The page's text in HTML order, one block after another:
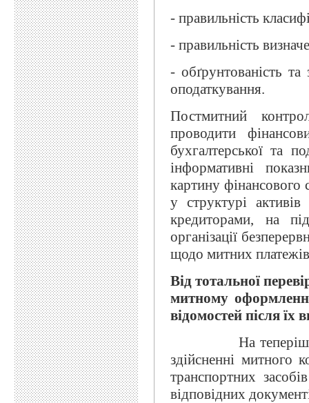
- правильність
- правильність
- обґрунтованість та
оподаткування.
Постмитний
проводити
бухгалтерської та
інформативні
картину фінансового
у структурі
кредиторами, на
організації
щодо митних
Від тотальної
митному
відомостей після їх
На теперішній
здійсненні митного
транспортних
відповідних